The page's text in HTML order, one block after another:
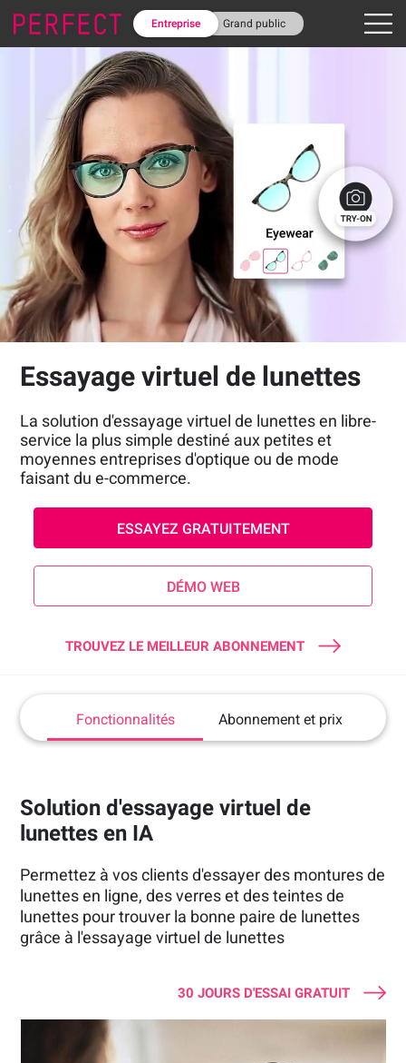
Entreprise Grand public
Essayage virtuel de lunettes
La solution d'essayage virtuel de lunettes en libre-
service la plus simple destiné aux petites et
moyennes entreprises d'optique ou de mode
faisant du e-commerce.
ESSAYEZ GRATUITEMENT
DÉMO WEB
TROUVEZ LE MEILLEUR ABONNEMENT
Fonctionnalités Abonnement et prix
Solution d'essayage virtuel de
lunettes en IA
Permettez à vos clients d'essayer des montures de
lunettes en ligne, des verres et des teintes de
lunettes pour trouver la bonne paire de lunettes
grâce à l'essayage virtuel de lunettes
30 JOURS D'ESSAI GRATUIT